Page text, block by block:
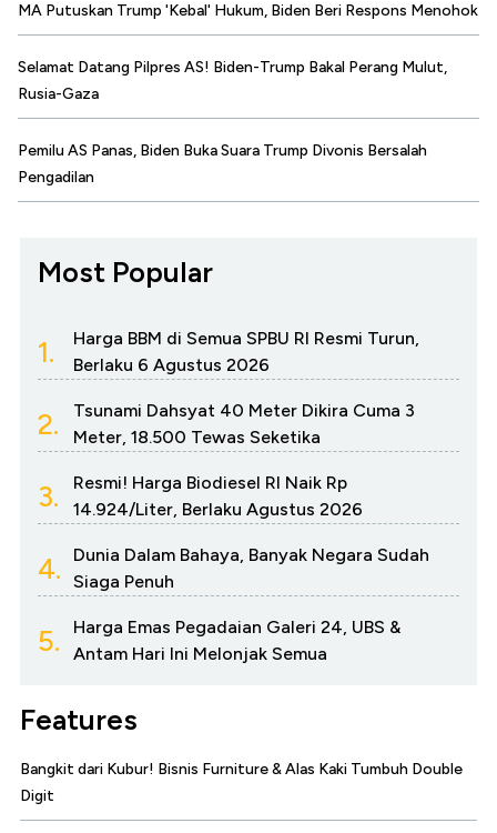
MA Putuskan Trump 'Kebal' Hukum, Biden Beri Respons Menohok
Selamat Datang Pilpres AS! Biden-Trump Bakal Perang Mulut,
Rusia-Gaza
Pemilu AS Panas, Biden Buka Suara Trump Divonis Bersalah
Pengadilan
Most Popular
1.
Harga BBM di Semua SPBU RI Resmi Turun,
Berlaku 6 Agustus 2026
2.
Tsunami Dahsyat 40 Meter Dikira Cuma 3
Meter, 18.500 Tewas Seketika
3.
Resmi! Harga Biodiesel RI Naik Rp
14.924/Liter, Berlaku Agustus 2026
4.
Dunia Dalam Bahaya, Banyak Negara Sudah
Siaga Penuh
5.
Harga Emas Pegadaian Galeri 24, UBS &
Antam Hari Ini Melonjak Semua
Features
Bangkit dari Kubur! Bisnis Furniture & Alas Kaki Tumbuh Double
Digit